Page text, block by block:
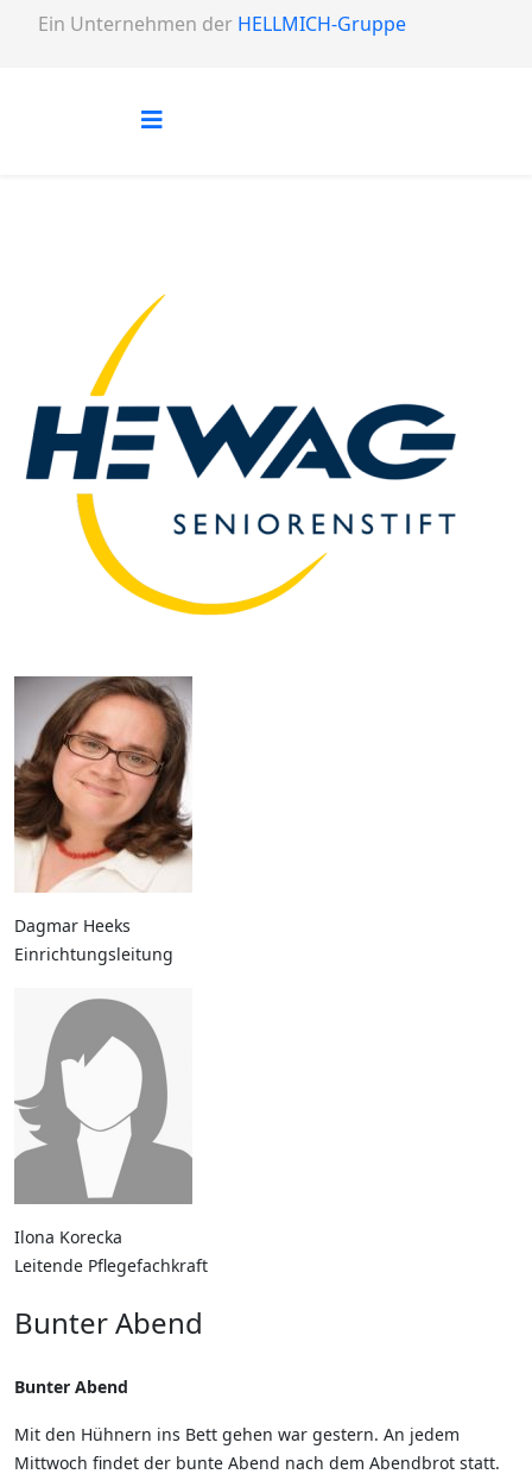
Ein Unternehmen der HELLMICH-Gruppe
Dagmar Heeks
Einrichtungsleitung
Ilona Korecka
Leitende Pflegefachkraft
Bunter Abend
Bunter Abend
Mit den Hühnern ins Bett gehen war gestern. An jedem
Mittwoch findet der bunte Abend nach dem Abendbrot statt.